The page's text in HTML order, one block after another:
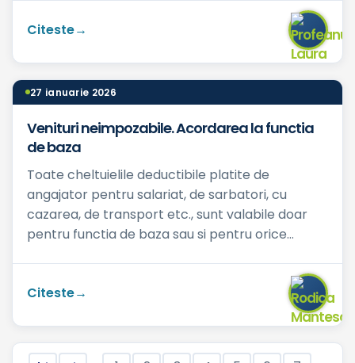
Citeste
27 ianuarie 2026
Venituri neimpozabile. Acordarea la functia
de baza
Toate cheltuielile deductibile platite de
angajator pentru salariat, de sarbatori, cu
cazarea, de transport etc., sunt valabile doar
pentru functia de baza sau si pentru orice
Citeste